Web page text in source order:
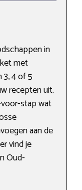
in
met
4 of 5
recepten uit.
stap wat
aan de
vind je
Oud-